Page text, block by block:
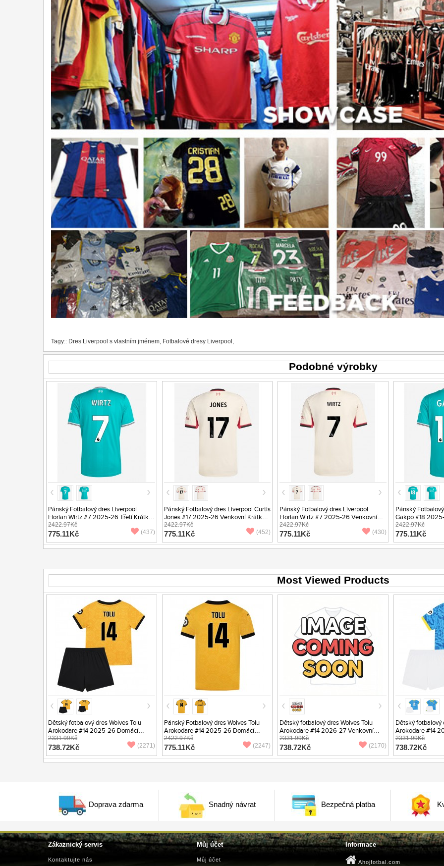
Tagy:: Dres Liverpool s vlastním jménem, Fotbalové dresy Liverpool ,
Podobné výrobky
Pánský Fotbalový dres Liverpool
Florian Wirtz #7 2025-26 Třetí Krátký
Rukáv
2422.97Kč
775.11Kč (437)
Pánský Fotbalový dres Liverpool Curtis
Jones #17 2025-26 Venkovní Krátký
Rukáv
2422.97Kč
775.11Kč (452)
Pánský Fotbalový dres Liverpool
Florian Wirtz #7 2025-26 Venkovní
Krátký Rukáv
2422.97Kč
775.11Kč (430)
Pánský
Gakpo #18
Rukáv
2422.97Kč
775.11Kč
Most Viewed Products
Dětský fotbalový dres Wolves Tolu
Arokodare #14 2025-26 Domácí
Krátký Rukáv (+ trenýrky)
2331.99Kč
738.72Kč (2271)
Pánský Fotbalový dres Wolves Tolu
Arokodare #14 2025-26 Domácí
Krátký Rukáv
2422.97Kč
775.11Kč (2247)
Dětský fotbalový dres Wolves Tolu
Arokodare #14 2026-27 Venkovní
Krátký Rukáv (+ trenýrky)
2331.99Kč
738.72Kč (2170)
Dětský fotbalový
Arokodare #14
Rukáv (+ trenýrky)
2331.99Kč
738.72Kč
Doprava zdarma Snadný návrat Bezpečná platba
Zákaznický servis
Kontaktujte nás
Můj účet
Můj účet
Informace
Ahojfotbal.com